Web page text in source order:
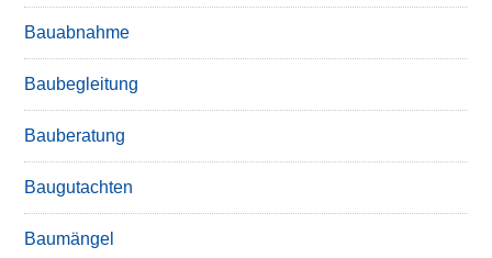
Bauabnahme
Baubegleitung
Bauberatung
Baugutachten
Baumängel